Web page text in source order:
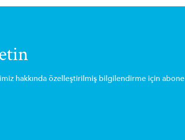
hakkında özelleştirilmiş bilgilendirme için abone